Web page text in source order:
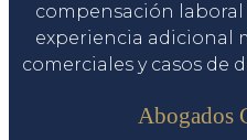
compensación
experiencia adicional
comerciales y casos de
Abogados